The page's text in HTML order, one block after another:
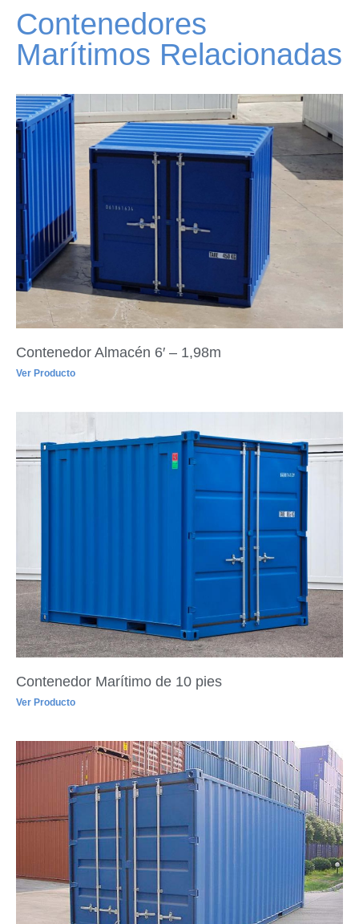
Contenedores
Marítimos Relacionadas
Contenedor Almacén 6′ – 1,98m
Ver Producto
Contenedor Marítimo de 10 pies
Ver Producto